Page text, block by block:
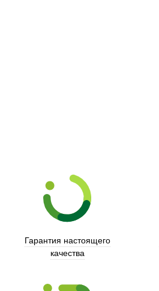
Гарантия настоящего
качества